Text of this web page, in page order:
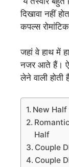
दिखावा नहीं
कपल्स
जहां वे हाथ में
नजर आते हैं।
लेने वाली होती
New Half
Half
Couple
Couple